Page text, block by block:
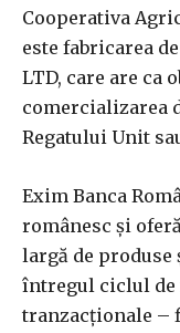
Cooperativa
este fabricarea
LTD, care are ca
comercializarea
Regatului Unit
Exim Banca
românesc şi
largă de
întregul ciclul de
tranzacţionale –